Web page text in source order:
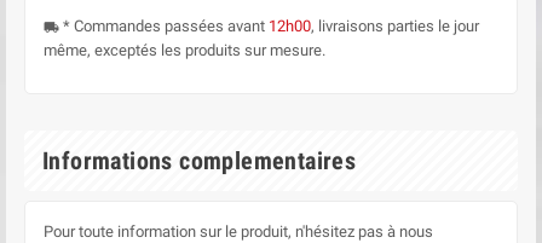
local_shipping * Commandes passées avant 12h00, livraisons parties le jour
même, exceptés les produits sur mesure.
Informations complementaires
Pour toute information sur le produit, n'hésitez pas à nous